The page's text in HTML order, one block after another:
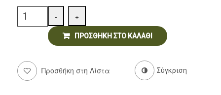
- +
ΠΡΟΣΘΉΚΗ ΣΤΟ ΚΑΛΆΘΙ
Προσθήκη στη Λίστα Σύγκριση